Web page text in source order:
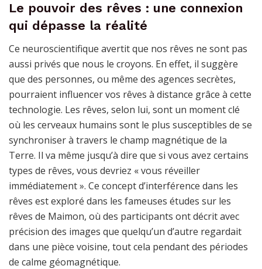
Le pouvoir des rêves : une connexion
qui dépasse la réalité
Ce neuroscientifique avertit que nos rêves ne sont pas
aussi privés que nous le croyons. En effet, il suggère
que des personnes, ou même des agences secrètes,
pourraient influencer vos rêves à distance grâce à cette
technologie. Les rêves, selon lui, sont un moment clé
où les cerveaux humains sont le plus susceptibles de se
synchroniser à travers le champ magnétique de la
Terre. Il va même jusqu’à dire que si vous avez certains
types de rêves, vous devriez « vous réveiller
immédiatement ». Ce concept d’interférence dans les
rêves est exploré dans les fameuses études sur les
rêves de Maimon, où des participants ont décrit avec
précision des images que quelqu’un d’autre regardait
dans une pièce voisine, tout cela pendant des périodes
de calme géomagnétique.